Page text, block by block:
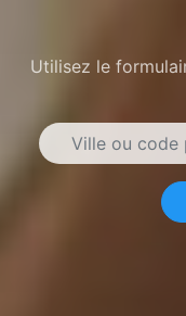
Utilisez le